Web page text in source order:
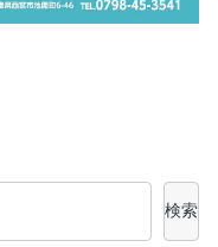
検索